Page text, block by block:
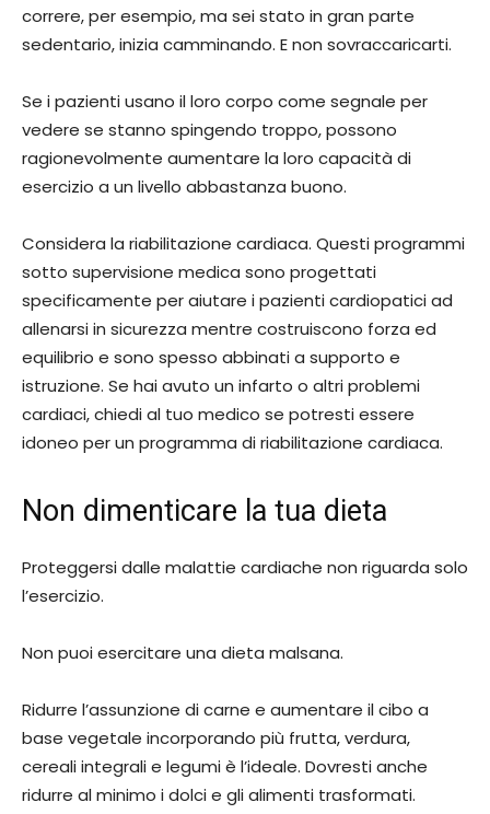
correre, per esempio, ma sei stato in gran parte
sedentario, inizia camminando. E non sovraccaricarti.
Se i pazienti usano il loro corpo come segnale per
vedere se stanno spingendo troppo, possono
ragionevolmente aumentare la loro capacità di
esercizio a un livello abbastanza buono.
Considera la riabilitazione cardiaca. Questi programmi
sotto supervisione medica sono progettati
specificamente per aiutare i pazienti cardiopatici ad
allenarsi in sicurezza mentre costruiscono forza ed
equilibrio e sono spesso abbinati a supporto e
istruzione. Se hai avuto un infarto o altri problemi
cardiaci, chiedi al tuo medico se potresti essere
idoneo per un programma di riabilitazione cardiaca.
Non dimenticare la tua dieta
Proteggersi dalle malattie cardiache non riguarda solo
l’esercizio.
Non puoi esercitare una dieta malsana.
Ridurre l’assunzione di carne e aumentare il cibo a
base vegetale incorporando più frutta, verdura,
cereali integrali e legumi è l’ideale. Dovresti anche
ridurre al minimo i dolci e gli alimenti trasformati.